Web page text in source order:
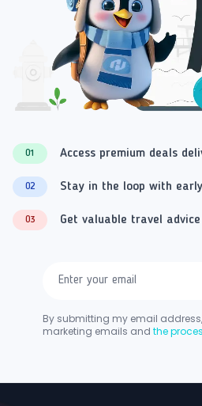
01 Access premium deals
02 Stay in the loop with
03 Get valuable travel
By submitting my email
marketing emails and the